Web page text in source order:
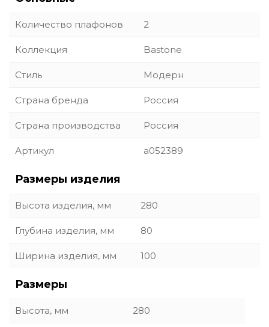
Количество плафонов 2
Коллекция Bastone
Стиль Модерн
Страна бренда Россия
Страна производства Россия
Артикул a052389
Размеры изделия
Высота изделия, мм 280
Глубина изделия, мм 80
Ширина изделия, мм 100
Размеры
Высота, мм 280